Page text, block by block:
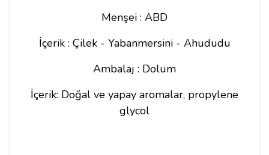
Menşei : ABD
İçerik : Çilek - Yabanmersini - Ahududu
Ambalaj : Dolum
İçerik: Doğal ve yapay aromalar, propylene
glycol